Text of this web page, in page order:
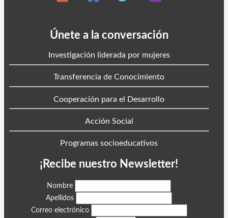
Únete a la conversación
Investigación liderada por mujeres
Transferencia de Conocimiento
Cooperación para el Desarrollo
Acción Social
Programas socioeducativos
¡Recibe nuestro Newsletter!
Nombre
Apellidos
Correo electrónico